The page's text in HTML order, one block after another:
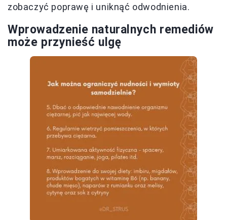
zobaczyć poprawę i uniknąć odwodnienia.
Wprowadzenie naturalnych remediów
może przynieść ulgę